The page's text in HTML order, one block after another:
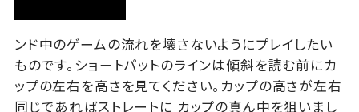
ンド中のゲームの流れを壊さないようにプレイしたい
ものです。ショートパットのラインは傾斜を読む前にカ
ップの左右を高さを見てください。カップの高さが左右
同じであればストレートに カップの真ん中を狙いまし